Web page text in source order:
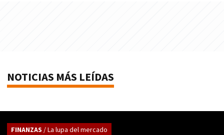
NOTICIAS MÁS LEÍDAS
FINANZAS / La lupa del mercado